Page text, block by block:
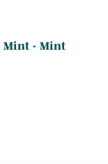
Mint - Mint